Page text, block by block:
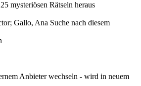
mysteriösen Rätseln heraus
; Gallo, Ana Suche nach diesem
Anbieter wechseln - wird in neuem